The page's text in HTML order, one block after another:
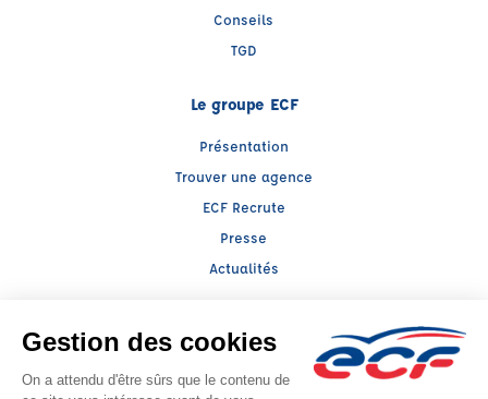
Conseils
TGD
Le groupe ECF
Présentation
Trouver une agence
ECF Recrute
Presse
Actualités
Facebook (nouvelle fenêtre)
Instagram (nouvelle fenêtre)
LinkedIn (nouvelle fenêtre)
YouTube (nouvelle fenêtre)
TikTok (nouvelle
Raison sociale : ECOLE DE CONDUITE DU MARCHE - Capital social: 0€